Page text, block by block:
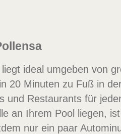
ideal umgeben von
20 Minuten zu Fuß in
und Restaurants für
an Ihrem Pool liegen,
nur ein paar